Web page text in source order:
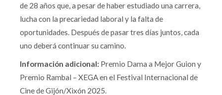
de 28 años que, a pesar de haber estudiado una carrera,
lucha con la precariedad laboral y la falta de
oportunidades. Después de pasar tres días juntos, cada
uno deberá continuar su camino.
Información adicional: Premio Dama a Mejor Guion y
Premio Rambal – XEGA en el Festival Internacional de
Cine de Gijón/Xixón 2025.